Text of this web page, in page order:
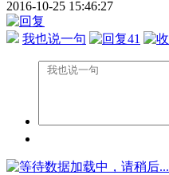
2016-10-25 15:46:27
我也说一句 41
数据加载中，请稍后...